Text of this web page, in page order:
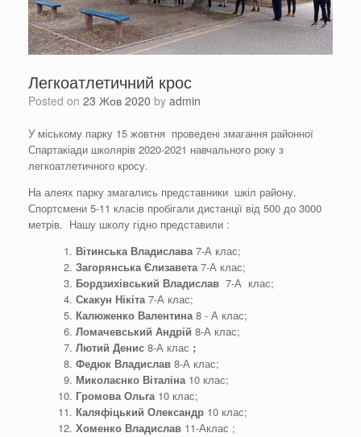
Легкоатлетичний крос
Posted on 23 Жов 2020 by admin
У міському парку 15 жовтня проведені змагання районної
Спартакіади школярів 2020-2021 навчального року з
легкоатлетичного кросу.
На алеях парку змагались представники шкіл району.
Спортсмени 5-11 класів пробігали дистанції від 500 до 3000
метрів. Нашу школу гідно представили :
Вітинська Владислава7-А клас;
Загорянська Єлизавета7-А клас;
Бордзихівський Владислав 7-А клас;
Скакун Нікіта7-А клас;
Калюженко Валентина8 - А клас;
Ломачевський Андрій 8-А клас;
Лютий Денис 8-А клас ;
Федюк Владислав8-А клас;
Миколаєнко Віталіна 10 клас;
Громова Ольга 10 клас;
Каляфіцький Олександр 10 клас;
Хоменко Владислав11-Аклас ;